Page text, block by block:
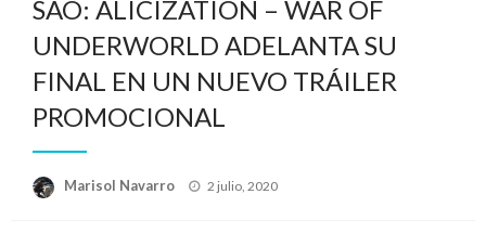
SAO: ALICIZATION – WAR OF
UNDERWORLD ADELANTA SU
FINAL EN UN NUEVO TRÁILER
PROMOCIONAL
Marisol Navarro
Publicado
2 julio, 2020